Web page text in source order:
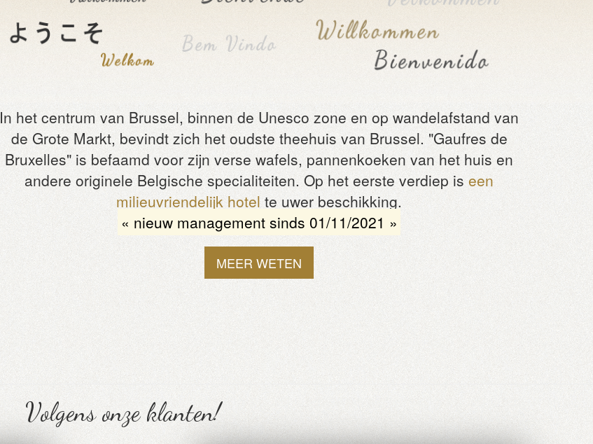
In het centrum van Brussel, binnen de Unesco zone en op wandelafstand van
de Grote Markt, bevindt zich het oudste theehuis van Brussel. "Gaufres de
Bruxelles" is befaamd voor zijn verse wafels, pannenkoeken van het huis en
andere originele Belgische specialiteiten. Op het eerste verdiep is een
milieuvriendelijk hotel te uwer beschikking.
« nieuw management sinds 01/11/2021 »
MEER WETEN
Volgens onze klanten!